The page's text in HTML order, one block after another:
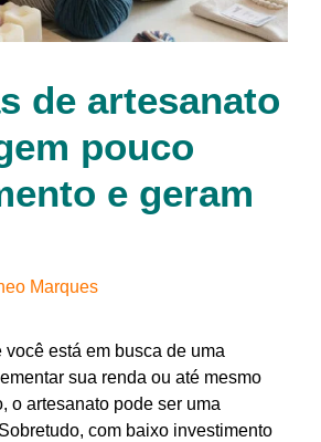
de artesanato
pouco
e geram
Marques
você está em busca de uma
sua renda ou até mesmo
o artesanato pode ser uma
com baixo investimento